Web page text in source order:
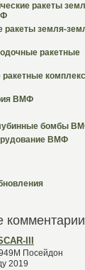
ракеты
ракеты земля-
ракетные
ракетные
ВМФ
бомбы
ВМФ
комментарии
III
Посейдон
2019